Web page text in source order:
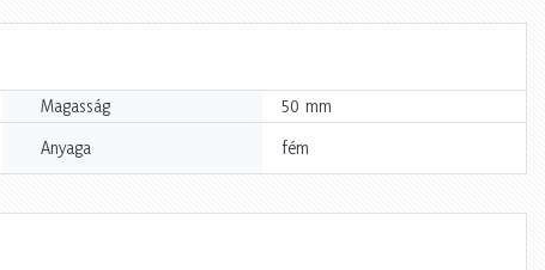
Magasság 50 mm
Anyaga fém